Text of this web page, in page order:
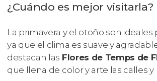
¿Cuándo es mejor visitarla?
La primavera y el otoño son ideales
ya que el clima es suave y
destacan las Flores de Temps de
que llena de color y arte las calles